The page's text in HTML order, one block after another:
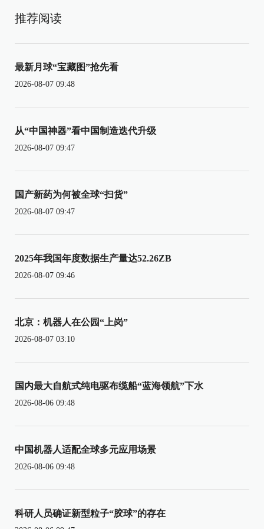
推荐阅读
最新月球“宝藏图”抢先看
2026-08-07 09:48
从“中国神器”看中国制造迭代升级
2026-08-07 09:47
国产新药为何被全球“扫货”
2026-08-07 09:47
2025年我国年度数据生产量达52.26ZB
2026-08-07 09:46
北京：机器人在公园“上岗”
2026-08-07 03:10
国内最大自航式纯电驱布缆船“蓝海领航”下水
2026-08-06 09:48
中国机器人适配全球多元应用场景
2026-08-06 09:48
科研人员确证新型粒子“胶球”的存在